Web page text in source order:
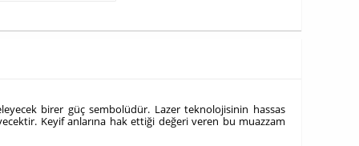
birer güç sembolüdür. Lazer teknolojisinin hassas
Keyif anlarına hak ettiği değeri veren bu muazzam